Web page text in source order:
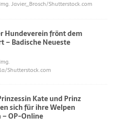
Javier_Brosch/Shutterstock.com
Hundeverein frönt dem
– Badische Neueste
Shutterstock.com
Kate und Prinz
sich für ihre Welpen
OP-Online